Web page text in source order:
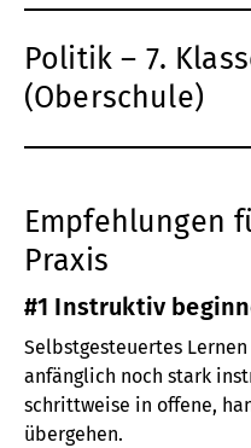
Politik – 7.
(Oberschule)
Empfehlungen
Praxis
#1 Instruktiv
Selbstgesteuertes
anfänglich noch stark
schrittweise in offene,
übergehen.